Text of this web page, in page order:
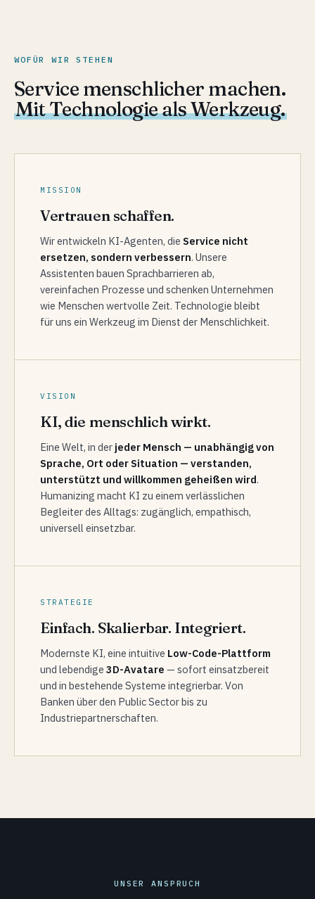
WOFÜR WIR STEHEN
Service menschlicher machen.
Mit Technologie als Werkzeug.
MISSION
Vertrauen schaffen.
Wir entwickeln KI-Agenten, die Service nicht
ersetzen, sondern verbessern. Unsere
Assistenten bauen Sprachbarrieren ab,
vereinfachen Prozesse und schenken Unternehmen
wie Menschen wertvolle Zeit. Technologie bleibt
für uns ein Werkzeug im Dienst der Menschlichkeit.
VISION
KI, die menschlich wirkt.
Eine Welt, in der jeder Mensch — unabhängig von
Sprache, Ort oder Situation — verstanden,
unterstützt und willkommen geheißen wird.
Humanizing macht KI zu einem verlässlichen
Begleiter des Alltags: zugänglich, empathisch,
universell einsetzbar.
STRATEGIE
Einfach. Skalierbar. Integriert.
Modernste KI, eine intuitive Low-Code-Plattform
und lebendige 3D-Avatare — sofort einsatzbereit
und in bestehende Systeme integrierbar. Von
Banken über den Public Sector bis zu
Industriepartnerschaften.
UNSER ANSPRUCH